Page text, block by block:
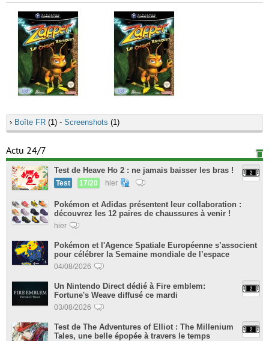
› Boîte FR (1) - Screenshots (1)
Actu 24/7
Test de Heave Ho 2 : ne jamais baisser les bras !
Test 17/20 hier
Pokémon et Adidas présentent leur collaboration :
découvrez les 12 paires de chaussures à venir !
hier
Pokémon et l'Agence Spatiale Européenne s’associent
pour célébrer la Semaine mondiale de l’espace
04/08/2026
Un Nintendo Direct dédié à Fire emblem:
Fortune's Weave diffusé ce mardi
03/08/2026
Test de The Adventures of Elliot : The Millenium
Tales, une belle épopée à travers le temps